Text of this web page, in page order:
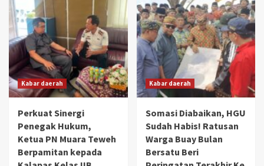
Kabar daerah
Perkuat Sinergi
Penegak Hukum,
Ketua PN Muara Teweh
Berpamitan kepada
Kabar daerah
Somasi Diabaikan, HGU
Sudah Habis! Ratusan
Warga Buay Bulan
Bersatu Beri